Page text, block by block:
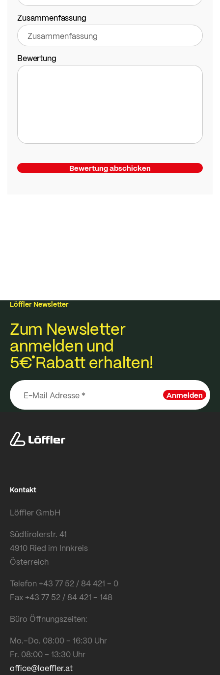
Zusammenfassung
Bewertung
Bewertung abschicken
Löffler Newsletter
Zum Newsletter
anmelden und
5€Rabatt erhalten!
Anmelden
Kontakt
Löffler GmbH
Südtirolerstr. 41
4910 Ried im Innkreis
Österreich
Telefon +43 77 52 / 84 421 – 0
Fax +43 77 52 / 84 421 – 148
Büro Öffnungszeiten:
Mo.–Do. 08:00 – 16:30 Uhr
Fr. 08:00 – 13:30 Uhr
office@loeffler.at